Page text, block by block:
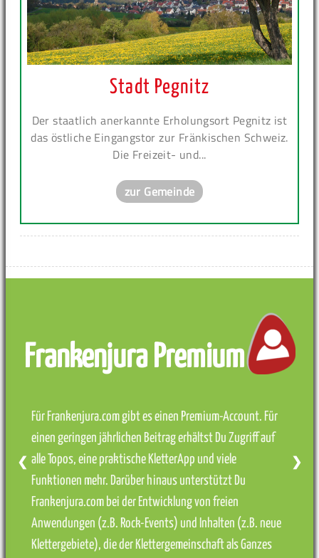
Stadt Pegnitz
Der staatlich anerkannte Erholungsort Pegnitz ist
das östliche Eingangstor zur Fränkischen Schweiz.
Die Freizeit- und...
zur Gemeinde
Frankenjura Premium
Für Frankenjura.com gibt es einen Premium-Account. Für
einen geringen jährlichen Beitrag erhältst Du Zugriff auf
alle Topos, eine praktische KletterApp und viele
Funktionen mehr. Darüber hinaus unterstützt Du
Frankenjura.com bei der Entwicklung von freien
Anwendungen (z.B. Rock-Events) und Inhalten (z.B. neue
Klettergebiete), die der Klettergemeinschaft als Ganzes
❮ ❯